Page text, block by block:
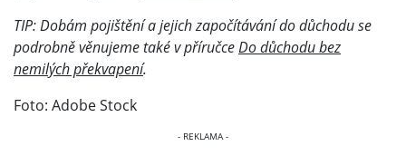
TIP: Dobám pojištění a jejich započítávání do důchodu se
podrobně věnujeme také v příručceDo důchodu bez
nemilých překvapení.
Foto: Adobe Stock